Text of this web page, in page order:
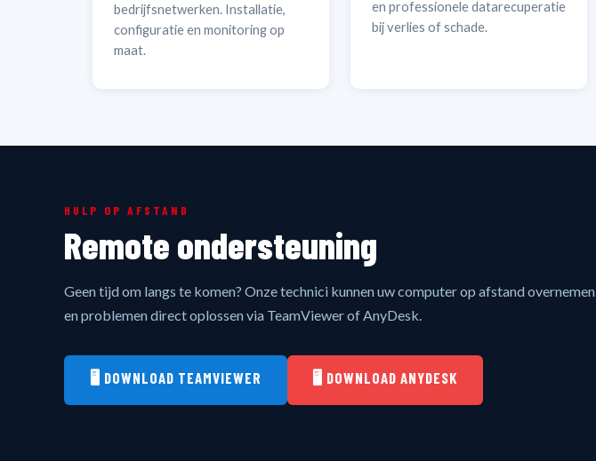
bedrijfsnetwerken. Installatie,
configuratie en monitoring op
maat.
en professionele datarecuperatie
bij verlies of schade.
HULP OP AFSTAND
Remote ondersteuning
Geen tijd om langs te komen? Onze technici kunnen uw computer op afstand overnemen
en problemen direct oplossen via TeamViewer of AnyDesk.
🖥️ DOWNLOAD TEAMVIEWER 🖥️ DOWNLOAD ANYDESK